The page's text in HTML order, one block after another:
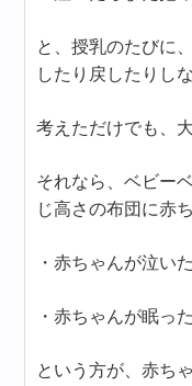
と、授乳のたびに
したり戻したりし
考えただけでも、
それなら、ベビー
じ高さの布団に赤
・赤ちゃんが泣い
・赤ちゃんが眠っ
という方が、赤ち